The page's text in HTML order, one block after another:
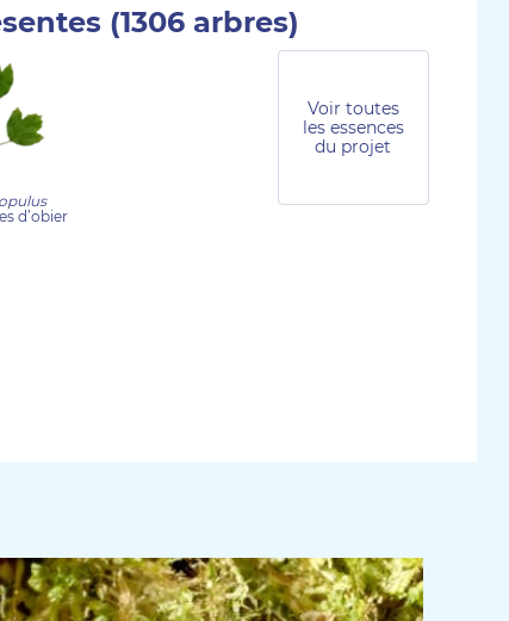
(1306 arbres)
d’obier
Voir toutes
les essences
du projet